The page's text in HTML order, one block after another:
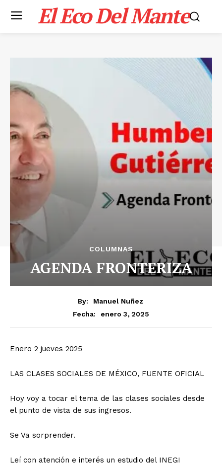
El Eco Del Mante
COLUMNAS
AGENDA FRONTERIZA
By:
Manuel Nuñez
Fecha:
enero 3, 2025
Enero 2 jueves 2025
LAS CLASES SOCIALES DE MÉXICO, FUENTE OFICIAL
Hoy voy a tocar el tema de las clases sociales desde
el punto de vista de sus ingresos.
Se Va sorprender.
Leí con atención e interés un estudio del INEGI